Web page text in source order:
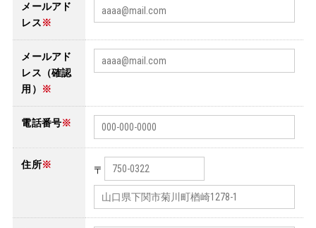
メールアド
レス※
メールアド
レス（確認
用）
※
電話番号※
住所※ 〒